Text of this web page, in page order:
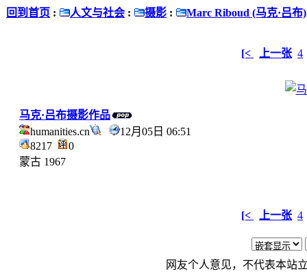
回到首页 : 人文与社会 : 摄影 : Marc Riboud (马克·吕布)
[< 上一张 4
马克·吕布摄影作品
humanities.cn
12月05日 06:51
8217
0
蒙古 1967
[< 上一张 4
网友个人意见，不代表本站